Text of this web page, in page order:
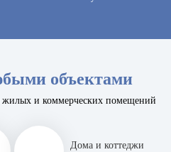
объектами
жилых и коммерческих помещений
Дома и коттеджи